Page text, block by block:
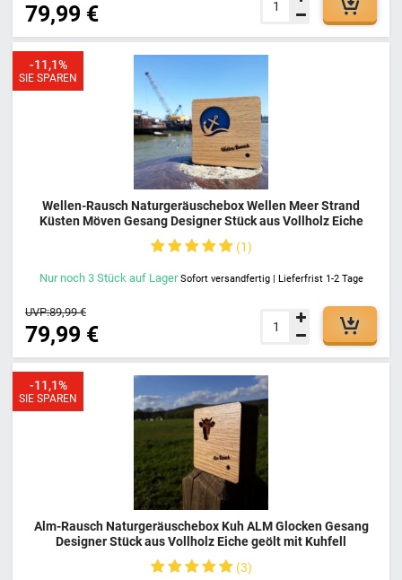
79,99 €
Wellen-Rausch Naturgeräuschebox Wellen Meer Strand
Küsten Möven Gesang Designer Stück aus Vollholz Eiche
geölt mit Bewegungsmelder Aufladen über USB Kabel inkl.
100% Made in Germany
1
Nur noch 3 Stück auf Lager Sofort versandfertig | Lieferfrist 1-2 Tage
79,99 €
UVP:89,99 €
SIE SPAREN
-11,1%
Alm-Rausch Naturgeräuschebox Kuh ALM Glocken Gesang
Designer Stück aus Vollholz Eiche geölt mit Kuhfell
Bewegungsmelder Aufladen über USB Kabel inkl. 100% Made
in Germany
3
SIE SPAREN
-11,1%